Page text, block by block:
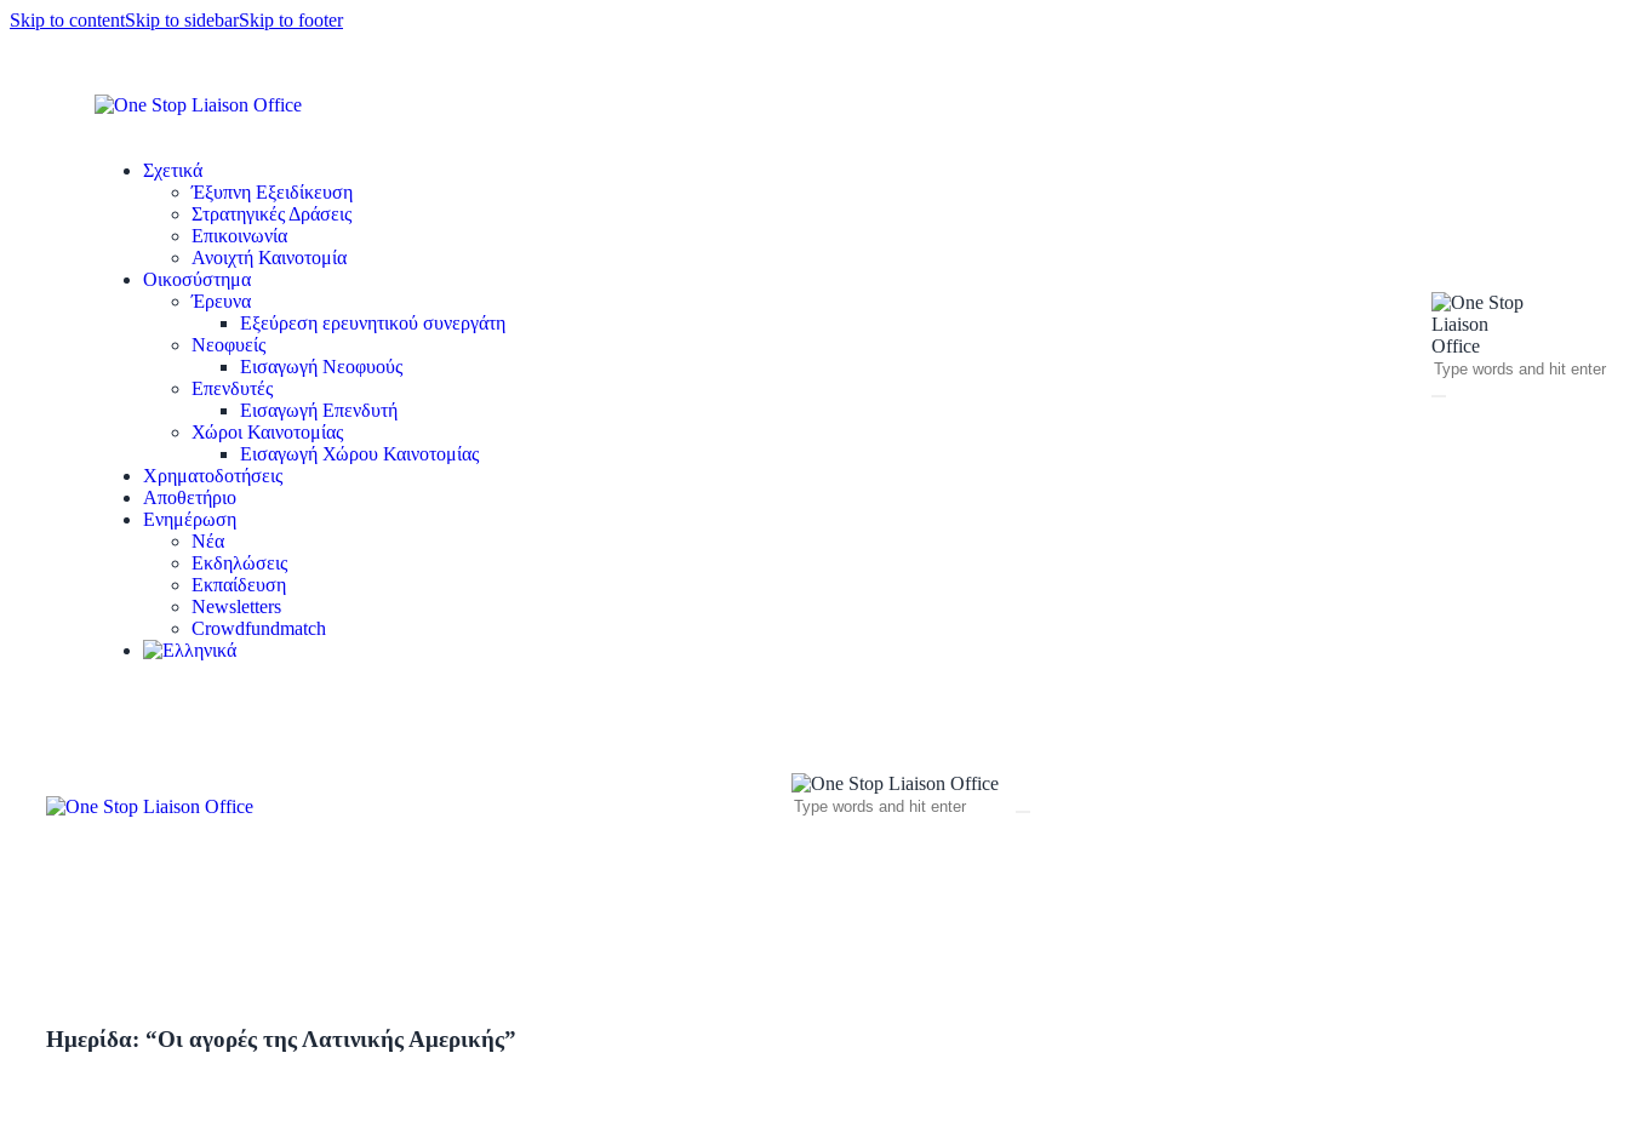
Skip to contentSkip to sidebarSkip to footer
Σχετικά
Έξυπνη Εξειδίκευση
Στρατηγικές Δράσεις
Επικοινωνία
Ανοιχτή Καινοτομία
Οικοσύστημα
Έρευνα
Εξεύρεση ερευνητικού συνεργάτη
Νεοφυείς
Εισαγωγή Νεοφυούς
Επενδυτές
Εισαγωγή Επενδυτή
Χώροι Καινοτομίας
Εισαγωγή Χώρου Καινοτομίας
Χρηματοδοτήσεις
Αποθετήριο
Ενημέρωση
Νέα
Εκδηλώσεις
Εκπαίδευση
Newsletters
Crowdfundmatch
Ημερίδα: “Οι αγορές της Λατινικής Αμερικής”